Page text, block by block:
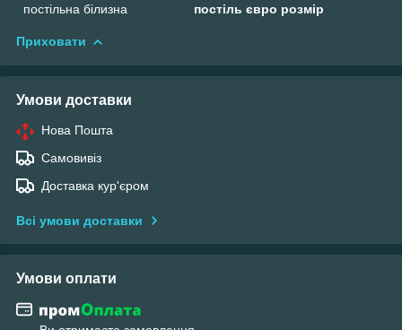
постільна білизна
постіль євро розмір
Приховати
Умови доставки
Нова Пошта
Самовивіз
Доставка кур'єром
Всі умови доставки
Умови оплати